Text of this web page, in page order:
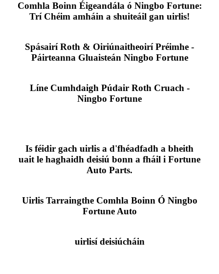
Comhla Boinn Éigeandála ó Ningbo Fortune:
Trí Chéim amháin a shuiteáil gan uirlis!
Spásairí Roth & Oiriúnaitheoirí Préimhe -
Páirteanna Gluaisteán Ningbo Fortune
Líne Cumhdaigh Púdair Roth Cruach -
Ningbo Fortune
Is féidir gach uirlis a d'fhéadfadh a bheith
uait le haghaidh deisiú bonn a fháil i Fortune
Auto Parts.
Uirlis Tarraingthe Comhla Boinn Ó Ningbo
Fortune Auto
uirlisí deisiúcháin